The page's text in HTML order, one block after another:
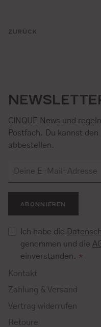
ZURÜCK
CINQUE News und
Postfach. Du kannst
abbestellen.
ABONNIEREN
Ich habe die
genommen und die
einverstanden. *
Kontakt
Zahlung & Versand
Vertrag widerrufen
Retoure